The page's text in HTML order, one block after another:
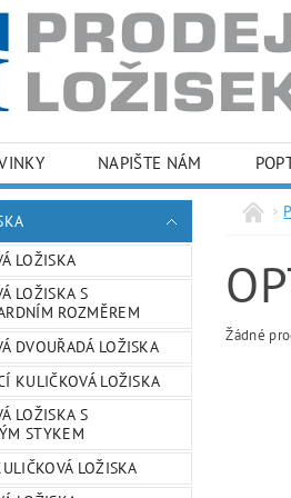
NAPIŠTE NÁM
OSOBNÍCH ÚDAJŮ
LOŽISKA
LOŽISKA S
ROZMĚREM
DVOUŘADÁ LOŽISKA
KULIČKOVÁ LOŽISKA
LOŽISKA S
STYKEM
LOŽISKA
Žádné